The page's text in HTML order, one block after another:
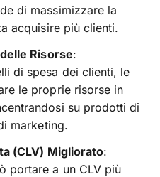
di massimizzare la
acquisire più clienti.
Risorse:
di spesa dei clienti, le
le proprie risorse in
su prodotti di
marketing.
(CLV) Migliorato:
portare a un CLV più